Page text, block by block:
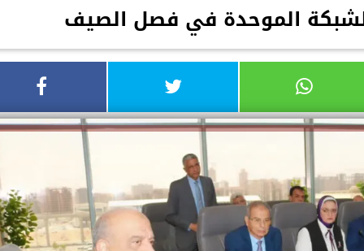
الموحدة في فصل الصيف